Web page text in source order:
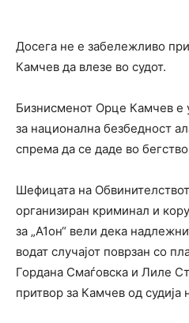
Досега не е забележливо
Камчев да влезе во судот.
Бизнисменот Орце Камчев е
за национална безбедност
спрема да се даде во
Шефицата на
организиран криминал и
за „А1он“ вели дека
водат случајот поврзан со
Гордана Смаѓовска и Лиле
притвор за Камчев од судија